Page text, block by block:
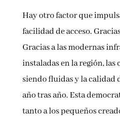
Hay otro factor que
facilidad de acceso.
Gracias a las modernas
instaladas en la región, las
siendo fluidas y la calidad
año tras año. Esta
tanto a los pequeños